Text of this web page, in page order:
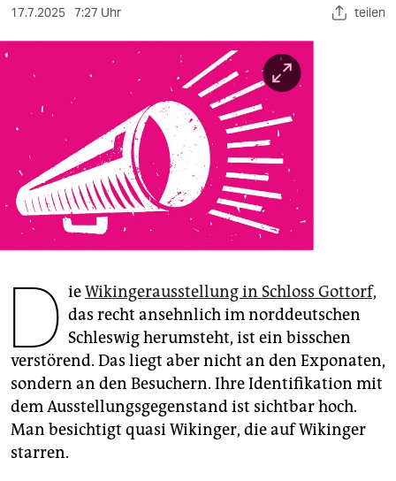
nord
verlag
veranstaltungen
shop
fragen & hilfe
unterstützen
genossenschaft
epaper login
17.7.2025 7:27 Uhr teilen
D ieWikingerausstellung in Schloss Gottorf,
das recht ansehnlich im norddeutschen
Schleswig herumsteht, ist ein bisschen
verstörend. Das liegt aber nicht an den Exponaten,
sondern an den Besuchern. Ihre Identifikation mit
dem Ausstellungsgegenstand ist sichtbar hoch.
Man besichtigt quasi Wikinger, die auf Wikinger
starren.